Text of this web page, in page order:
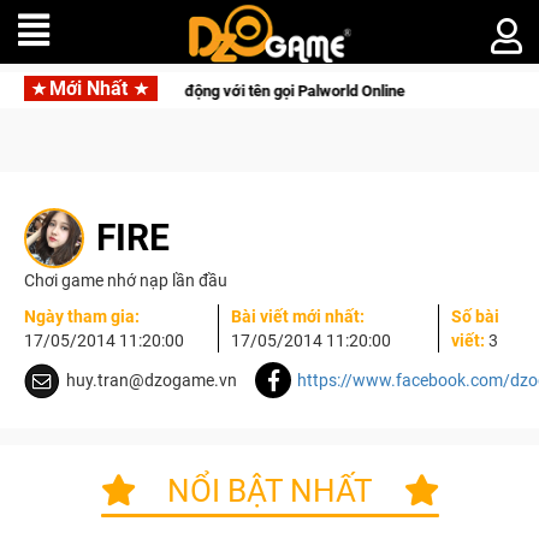
Mới Nhất
sinh tồn lên di động với tên gọi Palworld Online
FIRE
Chơi game nhớ nạp lần đầu
Ngày tham gia:
17/05/2014 11:20:00
Bài viết mới nhất:
17/05/2014 11:20:00
Số bài
viết: 3
huy.tran@dzogame.vn https://www.facebook.com/
NỔI BẬT NHẤT